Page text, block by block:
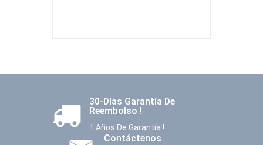
30-Días Garantía De
Reembolso !
1 Años De Garantía !
Contáctenos